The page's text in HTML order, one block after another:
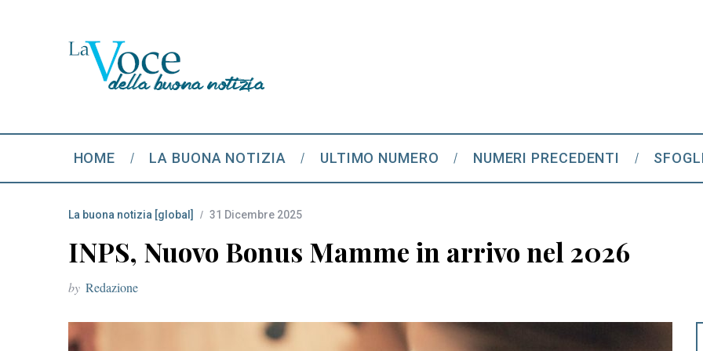
HOME LA BUONA NOTIZIA ULTIMO NUMERO NUMERI PRECEDENTI
La buona notizia [global] 31 Dicembre 2025
INPS, Nuovo Bonus Mamme in arrivo nel 2026
by Redazione